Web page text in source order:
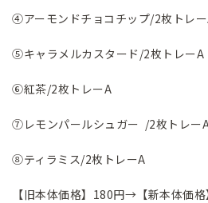
④アーモンドチョコチップ/2枚トレ
⑤キャラメルカスタード/2枚トレーA
⑥紅茶/2枚トレーA
⑦レモンパールシュガー /2枚トレー
⑧ティラミス/2枚トレーA
【旧本体価格】180円→【新本体価